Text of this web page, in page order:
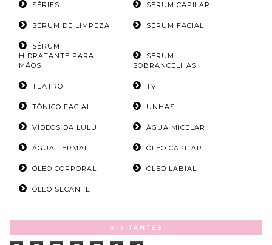
SÉRIES SÉRUM CAPILAR
SÉRUM DE LIMPEZA SÉRUM FACIAL
SÉRUM
HIDRATANTE PARA
MÃOS
SÉRUM
SOBRANCELHAS
TEATRO TV
TÔNICO FACIAL UNHAS
VÍDEOS DA LULU ÁGUA MICELAR
ÁGUA TERMAL ÓLEO CAPILAR
ÓLEO CORPORAL ÓLEO LABIAL
ÓLEO SECANTE
VISITANTES